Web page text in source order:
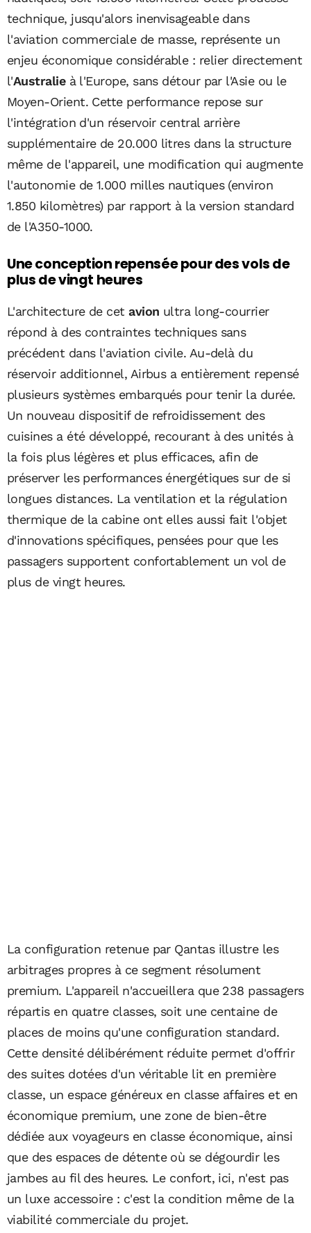
technique, jusqu'alors inenvisageable dans
l'aviation commerciale de masse, représente un
enjeu économique considérable : relier directement
l'Australieà l'Europe, sans détour par l'Asie ou le
Moyen-Orient. Cette performance repose sur
l'intégration d'un réservoir central arrière
supplémentaire de 20.000 litres dans la structure
même de l'appareil, une modification qui augmente
l'autonomie de 1.000 milles nautiques (environ
1.850 kilomètres) par rapport à la version standard
de l'A350-1000.
Une conception repensée pour des vols de
plus de vingt heures
L'architecture de cetavion ultra long-courrier
répond à des contraintes techniques sans
précédent dans l'aviation civile. Au-delà du
réservoir additionnel, Airbus a entièrement repensé
plusieurs systèmes embarqués pour tenir la durée.
Un nouveau dispositif de refroidissement des
cuisines a été développé, recourant à des unités à
la fois plus légères et plus efficaces, afin de
préserver les performances énergétiques sur de si
longues distances. La ventilation et la régulation
thermique de la cabine ont elles aussi fait l'objet
d'innovations spécifiques, pensées pour que les
passagers supportent confortablement un vol de
plus de vingt heures.
La configuration retenue par Qantas illustre les
arbitrages propres à ce segment résolument
premium. L'appareil n'accueillera que 238 passagers
répartis en quatre classes, soit une centaine de
places de moins qu'une configuration standard.
Cette densité délibérément réduite permet d'offrir
des suites dotées d'un véritable lit en première
classe, un espace généreux en classe affaires et en
économique premium, une zone de bien-être
dédiée aux voyageurs en classe économique, ainsi
que des espaces de détente où se dégourdir les
jambes au fil des heures. Le confort, ici, n'est pas
un luxe accessoire : c'est la condition même de la
viabilité commerciale du projet.